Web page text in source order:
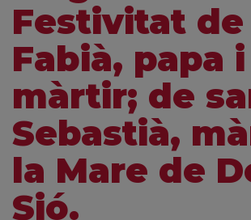
Cultura
Actualitat
Fundació
Visita'ns
Ofrenes
Reserves
Festivitat
Fabià, papa i
màrtir; de
Sebastià,
la Mare de
Sió.